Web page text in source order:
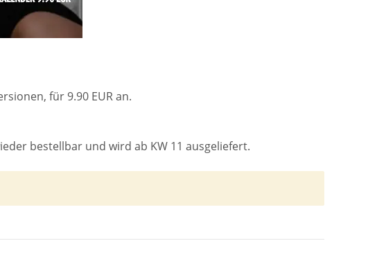
für 9.90 EUR an.
bestellbar und wird ab KW 11 ausgeliefert.